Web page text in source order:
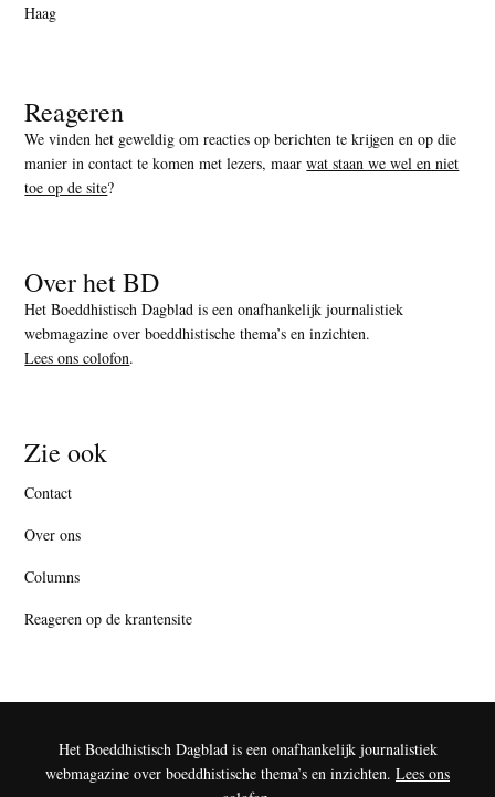
Haag
Reageren
We vinden het geweldig om reacties op berichten te krijgen en op die
manier in contact te komen met lezers, maarwat staan we wel en niet
toe op de site?
Over het BD
Het Boeddhistisch Dagblad is een onafhankelijk journalistiek
webmagazine over boeddhistische thema’s en inzichten.
Lees ons colofon.
Zie ook
Contact
Over ons
Columns
Reageren op de krantensite
Het Boeddhistisch Dagblad is een onafhankelijk journalistiek
webmagazine over boeddhistische thema’s en inzichten. Lees ons